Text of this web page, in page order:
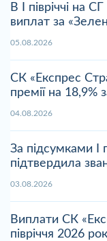
В І півріччі на
виплат за
05.08.2026
СК «Експрес
премії на 18,9%
04.08.2026
За підсумками І
підтвердила
03.08.2026
Виплати СК
півріччя 2026